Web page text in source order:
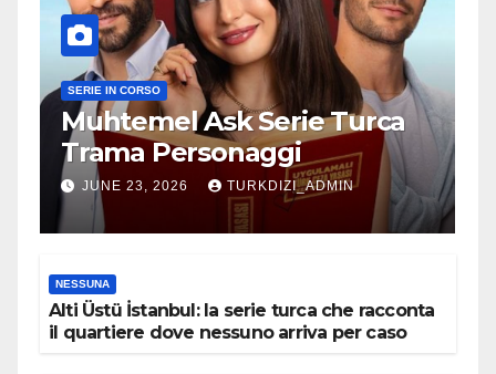
SERIE IN CORSO
Muhtemel Ask Serie Turca
Trama Personaggi
JUNE 23, 2026 TURKDIZI_ADMIN
NESSUNA
Alti Üstü İstanbul: la serie turca che racconta
il quartiere dove nessuno arriva per caso